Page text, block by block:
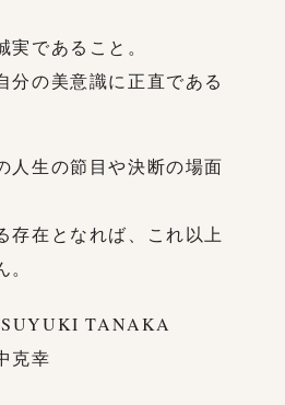
であること。
分の美意識に正直である
人生の節目や決断の場面
存在となれば、これ以上
TANAKA
克幸